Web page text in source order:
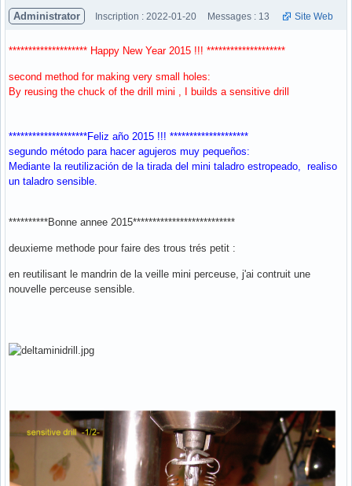
Administrator Inscription : 2022-01-20 Messages : 13 Site Web
******************** Happy New Year 2015 !!! ********************
second method for making very small holes:
By reusing the chuck of the drill mini , I builds a sensitive drill
********************Feliz año 2015 !!! ********************
segundo método para hacer agujeros muy pequeños:
Mediante la reutilización de la tirada del mini taladro estropeado, realiso
un taladro sensible.
**********Bonne annee 2015**************************
deuxieme methode pour faire des trous trés petit :
en reutilisant le mandrin de la veille mini perceuse, j'ai contruit une
nouvelle perceuse sensible.